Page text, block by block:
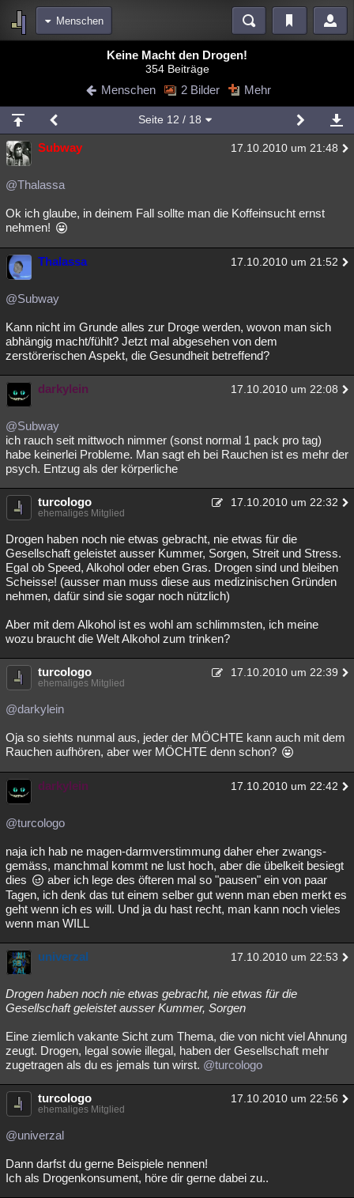
Menschen
Blogs Videos
Chat Wiki Neuigkeiten
meine Rubriken
Menschen Mystery Kriminalfälle
Spiritualität
Natur Umfragen Unterhaltung
Philosophie Literatur
Astronomie
Musik Clash Verbesserungen Allmystery English
Übersichten
Lesenswert
Keine Macht den Drogen!
354 Beiträge
Menschen 2 Bilder Mehr
Seite 12 / 18
Subway 17.10.2010 um 21:48
@Thalassa
Ok ich glaube, in deinem Fall sollte man die Koffeinsucht ernst
nehmen!
Thalassa 17.10.2010 um 21:52
@Subway
Kann nicht im Grunde alles zur Droge werden, wovon man sich
abhängig macht/fühlt? Jetzt mal abgesehen von dem
zerstörerischen Aspekt, die Gesundheit betreffend?
darkylein 17.10.2010 um 22:08
@Subway
ich rauch seit mittwoch nimmer (sonst normal 1 pack pro tag)
habe keinerlei Probleme. Man sagt eh bei Rauchen ist es mehr der
psych. Entzug als der körperliche
turcologo 17.10.2010 um 22:32
ehemaliges Mitglied
Drogen haben noch nie etwas gebracht, nie etwas für die
Gesellschaft geleistet ausser Kummer, Sorgen, Streit und Stress.
Egal ob Speed, Alkohol oder eben Gras. Drogen sind und bleiben
Scheisse! (ausser man muss diese aus medizinischen Gründen
nehmen, dafür sind sie sogar noch nützlich)
Aber mit dem Alkohol ist es wohl am schlimmsten, ich meine
wozu braucht die Welt Alkohol zum trinken?
turcologo 17.10.2010 um 22:39
ehemaliges Mitglied
@darkylein
Oja so siehts nunmal aus, jeder der MÖCHTE kann auch mit dem
Rauchen aufhören, aber wer MÖCHTE denn schon?
darkylein 17.10.2010 um 22:42
@turcologo
naja ich hab ne magen-darmverstimmung daher eher zwangs-
gemäss, manchmal kommt ne lust hoch, aber die übelkeit besiegt
dies
aber ich lege des öfteren mal so "pausen" ein von paar
Tagen, ich denk das tut einem selber gut wenn man eben merkt es
geht wenn ich es will. Und ja du hast recht, man kann noch vieles
wenn man WILL
univerzal 17.10.2010 um 22:53
Drogen haben noch nie etwas gebracht, nie etwas für die
Gesellschaft geleistet ausser Kummer, Sorgen
Eine ziemlich vakante Sicht zum Thema, die von nicht viel Ahnung
zeugt. Drogen, legal sowie illegal, haben der Gesellschaft mehr
zugetragen als du es jemals tun wirst. @turcologo
turcologo 17.10.2010 um 22:56
ehemaliges Mitglied
@univerzal
Dann darfst du gerne Beispiele nennen!
Ich als Drogenkonsument, höre dir gerne dabei zu..